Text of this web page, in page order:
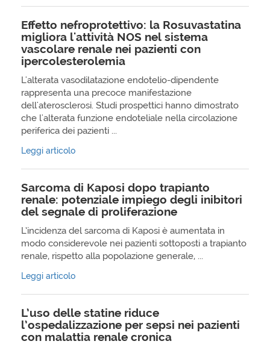
Effetto nefroprotettivo: la Rosuvastatina
migliora l'attività NOS nel sistema
vascolare renale nei pazienti con
ipercolesterolemia
L'alterata vasodilatazione endotelio-dipendente
rappresenta una precoce manifestazione
dell'aterosclerosi. Studi prospettici hanno dimostrato
che l'alterata funzione endoteliale nella circolazione
periferica dei pazienti ...
Leggi articolo
Sarcoma di Kaposi dopo trapianto
renale: potenziale impiego degli inibitori
del segnale di proliferazione
L’incidenza del sarcoma di Kaposi è aumentata in
modo considerevole nei pazienti sottoposti a trapianto
renale, rispetto alla popolazione generale, ...
Leggi articolo
L’uso delle statine riduce
l’ospedalizzazione per sepsi nei pazienti
con malattia renale cronica